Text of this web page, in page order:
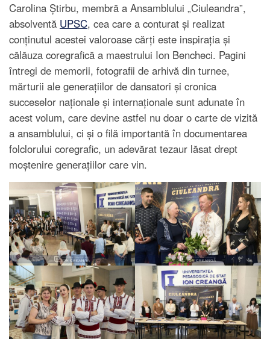
Carolina Știrbu, membră a Ansamblului „Ciuleandra”,
absolventă UPSC, cea care a conturat și realizat
conținutul acestei valoroase cărți este inspirația și
călăuza coregrafică a maestrului Ion Bencheci. Pagini
întregi de memorii, fotografii de arhivă din turnee,
mărturii ale generațiilor de dansatori și cronica
succeselor naționale și internaționale sunt adunate în
acest volum, care devine astfel nu doar o carte de vizită
a ansamblului, ci și o filă importantă în documentarea
folclorului coregrafic, un adevărat tezaur lăsat drept
moștenire generațiilor care vin.